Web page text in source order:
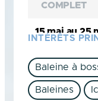
COMPLET
15 mai au 25
24 mai au 08
dès CHF
INTÉRÊTS
Baleine à
Baleines